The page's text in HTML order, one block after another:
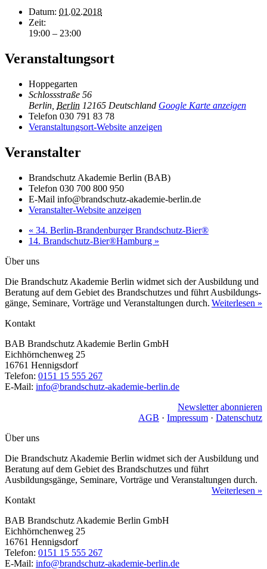
Datum: 01.02.2018
Zeit:
19:00 – 23:00
Veranstaltungsort
Hoppegarten
Schlossstraße 56
Berlin Berlin 12165 Deutschland Google Karte anzeigen
Telefon 030 791 83 78
Veranstaltungsort-Website anzeigen
Veranstalter
Brandschutz Akademie Berlin (BAB)
Telefon 030 700 800 950
E-Mail info@brandschutz-akademie-berlin.de
Veranstalter-Website anzeigen
« 34. Berlin-Brandenburger Brandschutz-Bier®
14. Brandschutz-Bier®Hamburg »
Über uns
Die Brandschutz Akademie Berlin widmet sich der Ausbildung und
Beratung auf dem Gebiet des Brandschutzes und führt Ausbildungs­
gänge, Seminare, Vorträge und Veranstaltungen durch. Weiterlesen »
Kontakt
BAB Brandschutz Akademie Berlin GmbH
Eichhörnchenweg 25
16761 Hennigsdorf
Telefon: 0151 15 555 267
E-Mail: info@brandschutz-akademie-berlin.de
Newsletter abonnieren
AGB · Impressum · Datenschutz
Über uns
Die Brandschutz Akademie Berlin widmet sich der Ausbildung und
Beratung auf dem Gebiet des Brandschutzes und führt
Ausbildungsgänge, Seminare, Vorträge und Veranstaltungen durch.
Weiterlesen »
Kontakt
BAB Brandschutz Akademie Berlin GmbH
Eichhörnchenweg 25
16761 Hennigsdorf
Telefon: 0151 15 555 267
E-Mail: info@brandschutz-akademie-berlin.de